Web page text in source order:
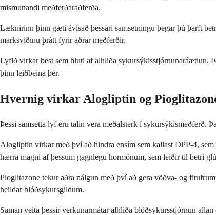
mismunandi meðferðaraðferða.
Læknirinn þinn gæti ávísað þessari samsetningu þegar þú þarft
marksviðinu þrátt fyrir aðrar meðferðir.
Lyfið virkar best sem hluti af alhliða sykursýkisstjórnunaráætlun.
þinn leiðbeina þér.
Hvernig virkar Alogliptin og
Þessi samsetta lyf eru talin vera meðalsterk í sykursýkismeðferð.
Alogliptin virkar með því að hindra ensím sem kallast DPP-4,
hærra magni af þessum gagnlegu hormónum, sem leiðir til betri
Pioglitazone tekur aðra nálgun með því að gera vöðva- og
heildar blóðsykursgildum.
Saman veita þessir verkunarmátar alhliða blóðsykursstjórnun